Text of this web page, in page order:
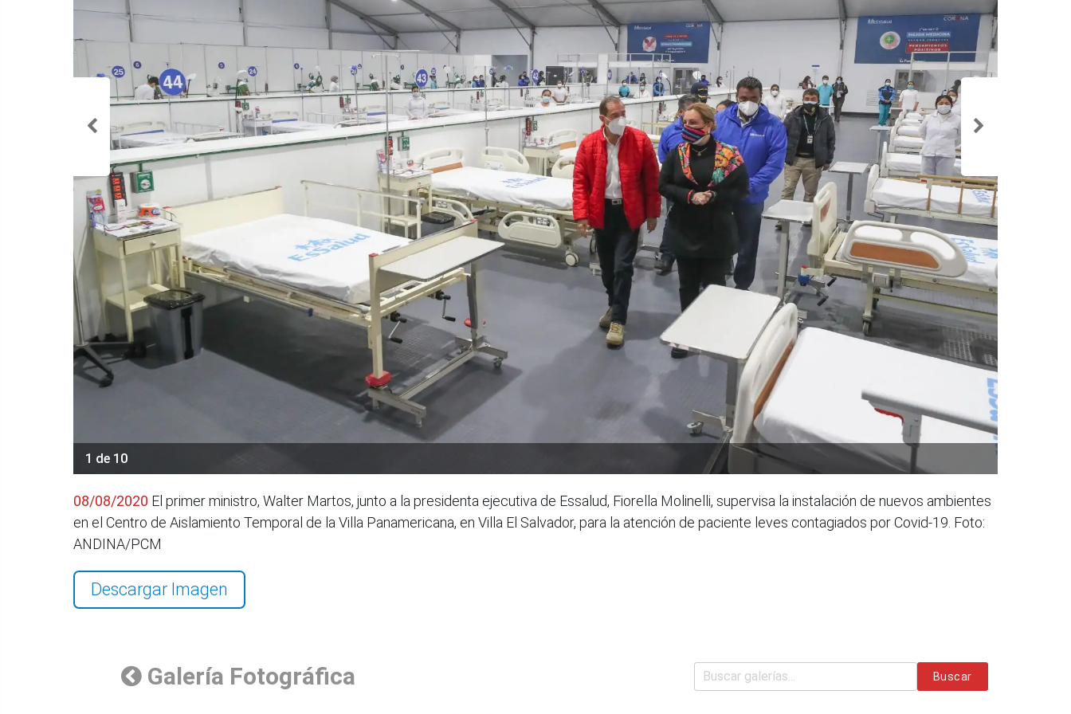
1 de 10
08/08/2020 El primer ministro, Walter Martos, junto a la presidenta ejecutiva de Essalud, Fiorella Molinelli, supervisa la instalación de nuevos ambientes
en el Centro de Aislamiento Temporal de la Villa Panamericana, en Villa El Salvador, para la atención de paciente leves contagiados por Covid-19. Foto:
ANDINA/PCM
Descargar Imagen
Galería Fotográfica Buscar